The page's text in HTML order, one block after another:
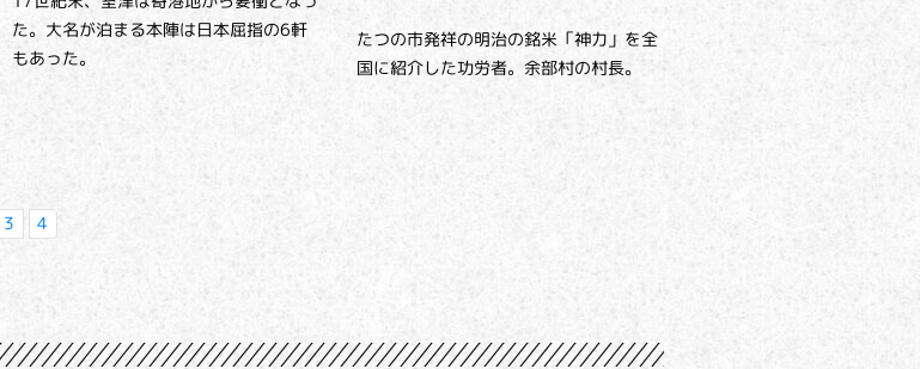
た。大名が泊まる本陣は日本屈指の6軒
もあった。
たつの市発祥の明治の銘米「神力」を全
国に紹介した功労者。余部村の村長。
3 4